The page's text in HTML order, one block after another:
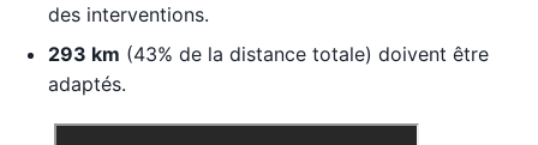
des interventions.
293 km (43% de la distance totale) doivent être
adaptés.